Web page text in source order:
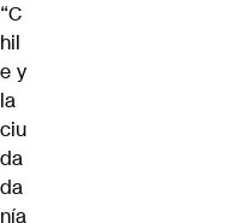
“C
hil
e y
la
ciu
da
da
nía